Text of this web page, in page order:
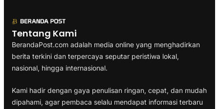
Tentang Kami
BerandaPost.com adalah media online yang menghadirkan
berita terkini dan terpercaya seputar peristiwa lokal,
nasional, hingga internasional.
Kami hadir dengan gaya penulisan ringan, cepat, dan mudah
dipahami, agar pembaca selalu mendapat informasi terbaru